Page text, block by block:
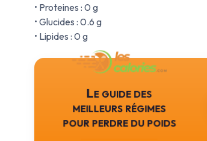
• Proteines : 0 g
• Glucides : 0.6 g
• Lipides : 0 g
Le guide des
meilleurs régimes
pour perdre du poids